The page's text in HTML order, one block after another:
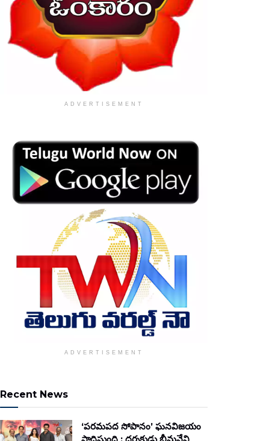
ADVERTISEMENT
ADVERTISEMENT
Recent News
‘పరమపద సోపానం’ ఘనవిజయం